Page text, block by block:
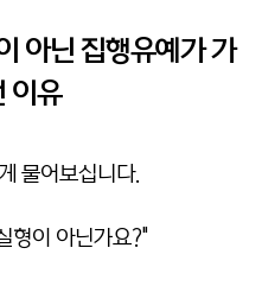
아닌 집행유예가 가
이유
물어보십니다.
형이 아닌가요?"